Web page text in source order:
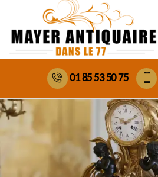
01 85 53 50 75